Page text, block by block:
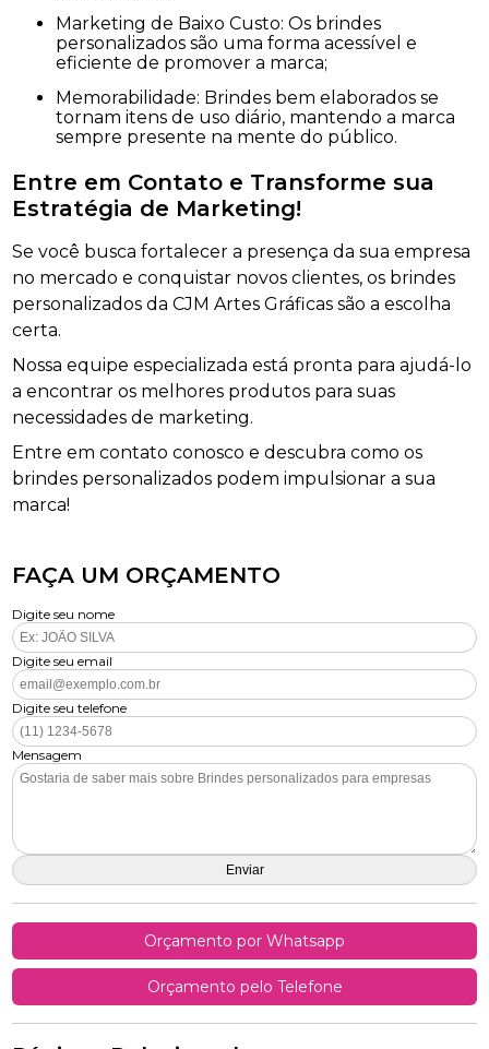
Marketing de Baixo Custo: Os brindes
personalizados são uma forma acessível e
eficiente de promover a marca;
Memorabilidade: Brindes bem elaborados se
tornam itens de uso diário, mantendo a marca
sempre presente na mente do público.
Entre em Contato e Transforme sua
Estratégia de Marketing!
Se você busca fortalecer a presença da sua empresa
no mercado e conquistar novos clientes, os brindes
personalizados da CJM Artes Gráficas são a escolha
certa.
Nossa equipe especializada está pronta para ajudá-lo
a encontrar os melhores produtos para suas
necessidades de marketing.
Entre em contato conosco e descubra como os
brindes personalizados podem impulsionar a sua
marca!
FAÇA UM ORÇAMENTO
Digite seu nome
Digite seu email
Digite seu telefone
Mensagem
Orçamento por Whatsapp
Orçamento pelo Telefone